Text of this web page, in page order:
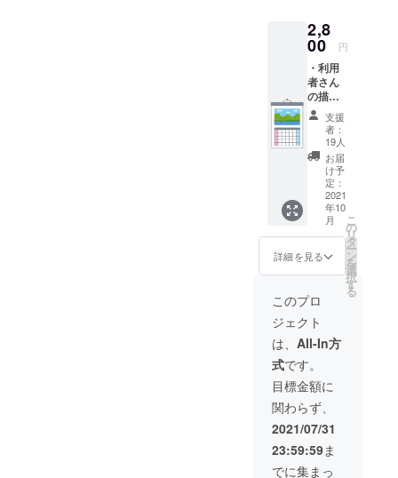
育てている
お母さんた
ちが、自分
の子どもた
ちにも、親
の手を離れ
て遊べると
ころが欲し
いと願い、
仕事の合間
をぬって交
代で子ども
たちを見な
がら「遊び
場」をつ
くったとこ
ろから始ま
りました。
今では、ど
んな障害の
ある子ども
たちも一緒
に過ごして
います。高
2,8
00 円
・利用
者さん
の描い
た絵で
作られ
たカレ
ンダー
・利用
者さん
が書い
たお礼
状の手
紙 ・特
定非営
利活動
法人く
れよん
はうす
広報誌
「結」
※カ
レン
ダーは1
月始ま
り、サ
イズは
A3のリ
ングハ
ンガー
支援
者：
19人
お届
け予
定：
2021
年10
月
詳細を見る
こ
の
リ
タ
ー
ン
を
選
択
す
る
このプロ
ジェクト
は、 All-In方
式です。
目標金額に
関わらず、
2021/07/31
23:59:59ま
でに集まっ